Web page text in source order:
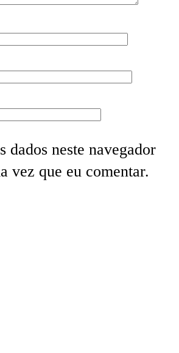
dados neste navegador
vez que eu comentar.